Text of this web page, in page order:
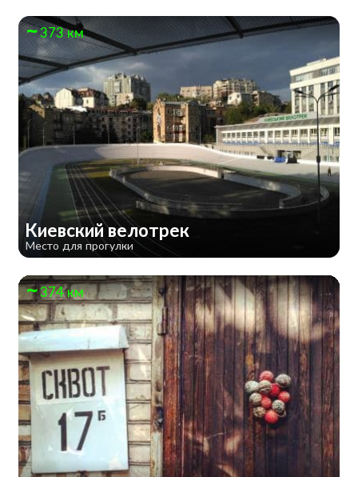
373 км
Киевский велотрек
Место для прогулки
374 км